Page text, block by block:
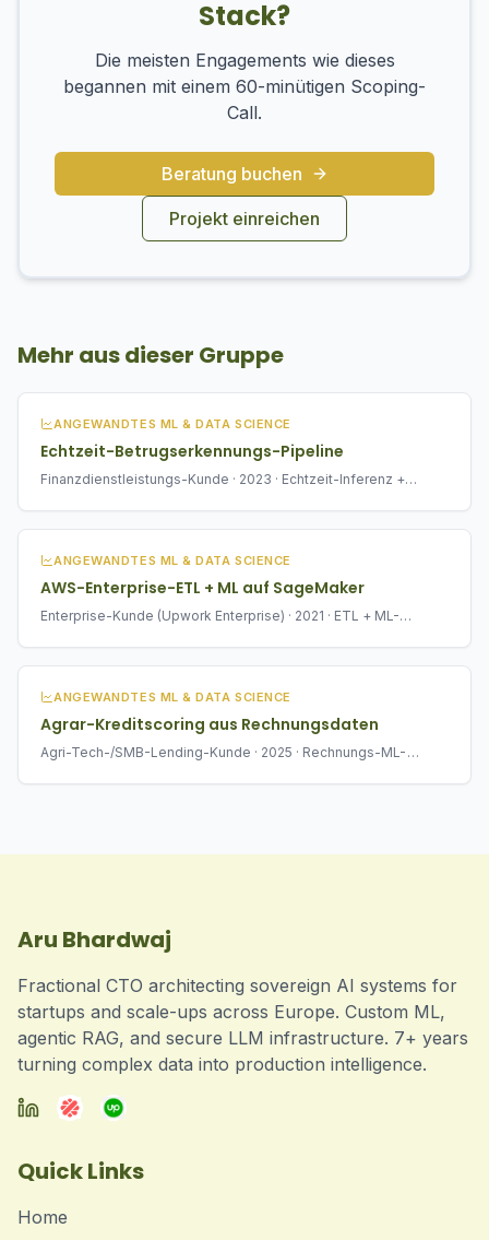
Stack?
Die meisten Engagements wie dieses
begannen mit einem 60-minütigen Scoping-
Call.
Beratung buchen
Projekt einreichen
Mehr aus dieser Gruppe
ANGEWANDTES ML & DATA SCIENCE
Echtzeit-Betrugserkennungs-Pipeline
Finanzdienstleistungs-Kunde · 2023 · Echtzeit-Inferenz +
ANGEWANDTES ML & DATA SCIENCE
AWS-Enterprise-ETL + ML auf SageMaker
Enterprise-Kunde (Upwork Enterprise) · 2021 · ETL + ML-
ANGEWANDTES ML & DATA SCIENCE
Agrar-Kreditscoring aus Rechnungsdaten
Agri-Tech-/SMB-Lending-Kunde · 2025 · Rechnungs-ML-
Aru Bhardwaj
Fractional CTO architecting sovereign AI systems for
startups and scale-ups across Europe. Custom ML,
agentic RAG, and secure LLM infrastructure. 7+ years
turning complex data into production intelligence.
Quick Links
Home